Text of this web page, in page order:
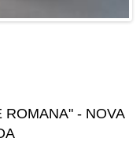
de abluções do período
ROMANA" - NOVA